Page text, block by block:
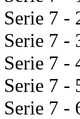
Serie 7 -
Serie 7 -
Serie 7 -
Serie 7 -
Serie 7 -